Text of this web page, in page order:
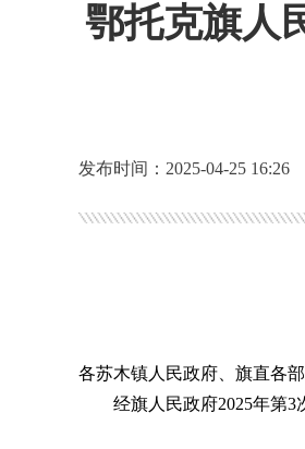
鄂托克旗人
发布时间：2025-04-25 16:26
各苏木镇人民政府、旗直各部
经旗人民政府2025年第3次